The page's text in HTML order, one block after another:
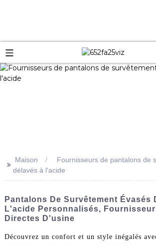
>> Maison
Fournisseurs de pantalons de
délavés à l'acide
Pantalons De Survêtement Évasés
L'acide Personnalisés,
Directes D'usine
Découvrez un confort et un style inégalés